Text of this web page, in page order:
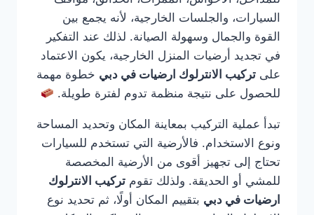
السيارات، والجلسات الخارجية، لأنه يجمع بين
القوة والجمال وسهولة الصيانة. لذلك عند التفكير
في تجديد أرضيات المنزل الخارجية، يكون الاعتماد
على تركيب الانترلوك ارضيات في دبي خطوة مهمة
للحصول على نتيجة منظمة تدوم لفترة طويلة.
تبدأ عملية التركيب بمعاينة المكان وتحديد المساحة
ونوع الاستخدام. فالأرضية التي تستخدم للسيارات
تحتاج إلى تجهيز أقوى من الأرضية المخصصة
للمشي أو الحديقة. ولذلك تقوم تركيب الانترلوك
ارضيات في دبي بتقييم المكان أولًا، ثم تحديد نوع